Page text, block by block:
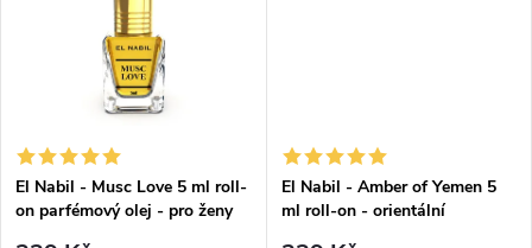
El Nabil - Musc Love 5 ml roll-
on parfémový olej - pro ženy
El Nabil - Amber of Yemen 5
ml roll-on - orientální